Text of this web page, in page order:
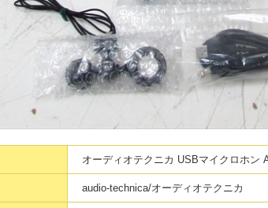
オーディオテクニカ USBマイクロホン
audio-technica/オーディオテクニカ